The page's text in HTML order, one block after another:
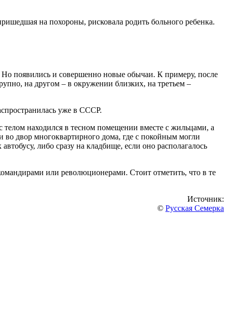
на похороны, рисковала родить больного ребенка.
Но появились и совершенно новые обычаи. К примеру, после
на другом – в окружении близких, на третьем –
уже в СССР.
находился в тесном помещении вместе с жильцами, а
во двор многоквартирного дома, где с покойным могли
либо сразу на кладбище, если оно располагалось
или революционерами. Стоит отметить, что в те
Источник:
© Русская Семерка